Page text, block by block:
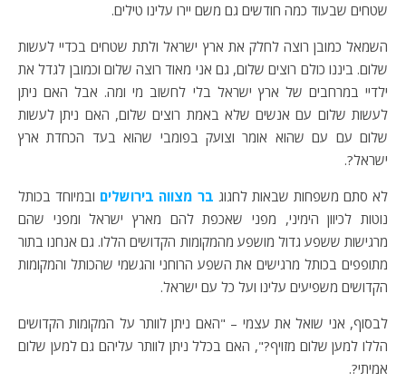
שטחים שבעוד כמה חודשים גם משם יירו עלינו טילים.
השמאל כמובן רוצה לחלק את ארץ ישראל ולתת שטחים בכדיי לעשות
שלום. ביננו כולם רוצים שלום, גם אני מאוד רוצה שלום וכמובן לגדל את
ילדיי במרחבים של ארץ ישראל בלי לחשוב מי ומה. אבל האם ניתן
לעשות שלום עם אנשים שלא באמת רוצים שלום, האם ניתן לעשות
שלום עם עם שהוא אומר וצועק בפומבי שהוא בעד הכחדת ארץ
ישראל?.
לא סתם משפחות שבאות לחגוג בר מצווה בירושלים ובמיוחד בכותל
נוטות לכיוון הימיני, מפני שאכפת להם מארץ ישראל ומפני שהם
מרגישות ששפע גדול מושפע מהמקומות הקדושים הללו. גם אנחנו בתור
מתופפים בכותל מרגישים את השפע הרוחני והגשמי שהכותל והמקומות
הקדושים משפיעים עלינו ועל כל עם ישראל.
לבסוף, אני שואל את עצמי – "האם ניתן לוותר על המקומות הקדושים
הללו למען שלום מזויף?", האם בכלל ניתן לוותר עליהם גם למען שלום
אמיתי?.